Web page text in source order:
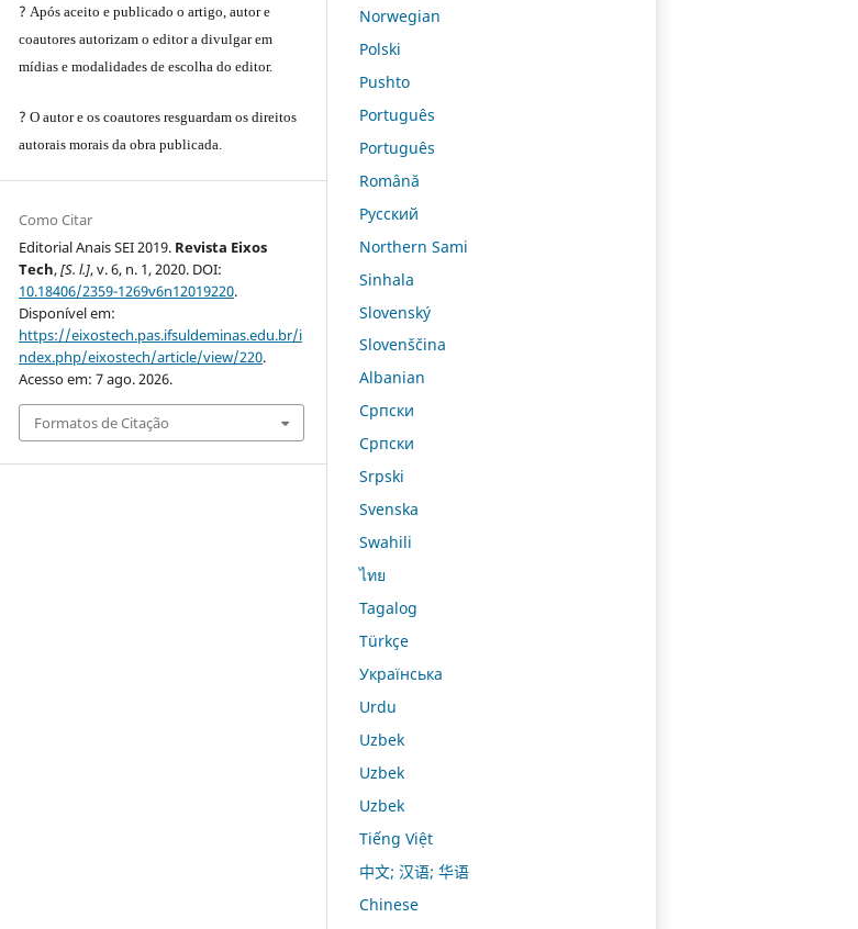
?Após aceito e publicado o artigo, autor e
coautores autorizam o editor a divulgar em
mídias e modalidades de escolha do editor.
?O autor e os coautores resguardam os direitos
autorais morais da obra publicada.
Como Citar
Editorial Anais SEI 2019. Revista Eixos
Tech,[S. l.], v. 6, n. 1, 2020. DOI:
10.18406/2359-1269v6n12019220.
Disponível em:
https://eixostech.pas.ifsuldeminas.edu.br/i
ndex.php/eixostech/article/view/220.
Acesso em: 7 ago. 2026.
Formatos de Citação
Norwegian
Polski
Pushto
Português
Português
Română
Русский
Northern Sami
Sinhala
Slovenský
Slovenščina
Albanian
Српски
Српски
Srpski
Svenska
Swahili
ไทย
Tagalog
Türkçe
Українська
Urdu
Uzbek
Uzbek
Uzbek
Tiếng Việt
中文; 汉语; 华语
Chinese